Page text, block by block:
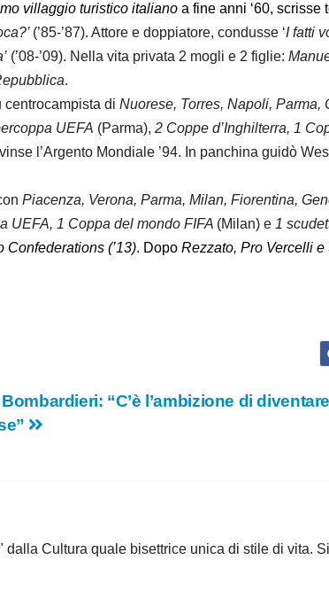
villaggio turistico italiano a fine anni ‘60, scrisse
(’85-’87). Attore e doppiatore, condusse ‘I fatti
(’08-’09). Nella vita privata 2 mogli e 2 figlie:
.
centrocampista di Nuorese, Torres, Napoli, Parma,
UEFA (Parma), 2 Coppe d’Inghilterra, 1
l’Argento Mondiale ’94. In panchina guidò
Piacenza, Verona, Parma, Milan, Fiorentina,
UEFA, 1 Coppa del mondo FIFA (Milan) e 1
Confederations (’13). Dopo Rezzato, Pro Vercelli e
“C’è l’ambizione di
Cultura quale bisettrice unica di stile di vita.